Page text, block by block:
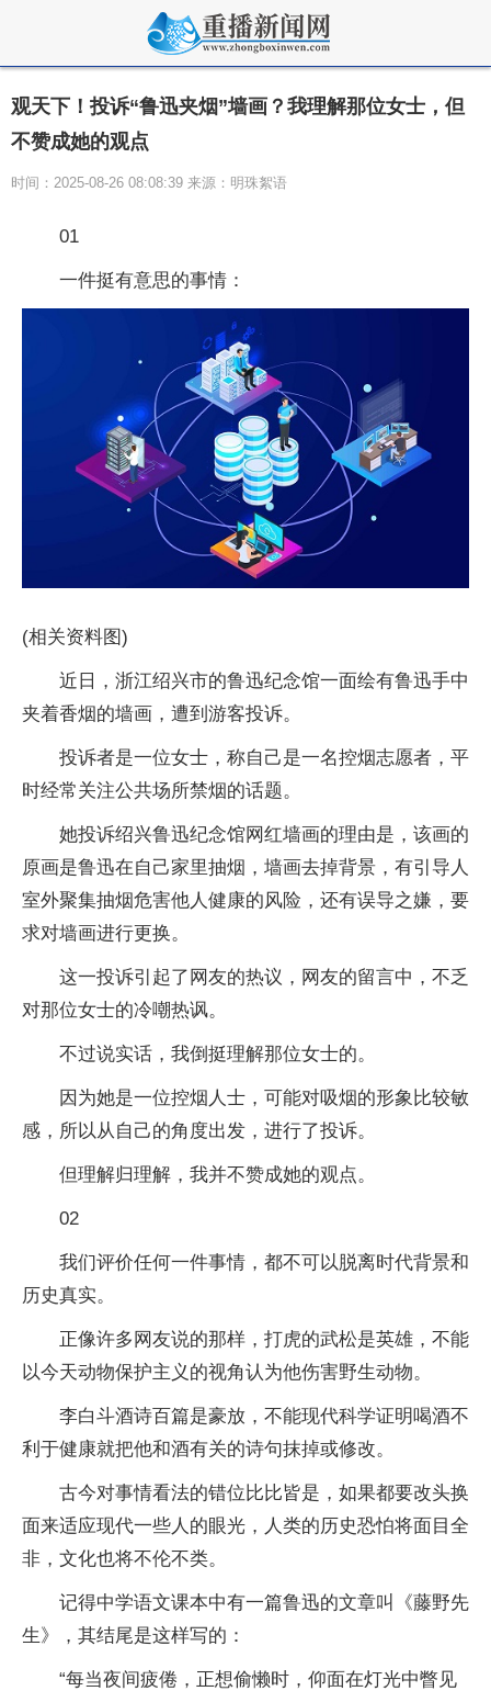
观天下！投诉“鲁迅夹烟”墙画？我理解那位女士，但
不赞成她的观点
时间：2025-08-26 08:08:39 来源：明珠絮语
01
一件挺有意思的事情：
(相关资料图)
近日，浙江绍兴市的鲁迅纪念馆一面绘有鲁迅手中
夹着香烟的墙画，遭到游客投诉。
投诉者是一位女士，称自己是一名控烟志愿者，平
时经常关注公共场所禁烟的话题。
她投诉绍兴鲁迅纪念馆网红墙画的理由是，该画的
原画是鲁迅在自己家里抽烟，墙画去掉背景，有引导人
室外聚集抽烟危害他人健康的风险，还有误导之嫌，要
求对墙画进行更换。
这一投诉引起了网友的热议，网友的留言中，不乏
对那位女士的冷嘲热讽。
不过说实话，我倒挺理解那位女士的。
因为她是一位控烟人士，可能对吸烟的形象比较敏
感，所以从自己的角度出发，进行了投诉。
但理解归理解，我并不赞成她的观点。
02
我们评价任何一件事情，都不可以脱离时代背景和
历史真实。
正像许多网友说的那样，打虎的武松是英雄，不能
以今天动物保护主义的视角认为他伤害野生动物。
李白斗酒诗百篇是豪放，不能现代科学证明喝酒不
利于健康就把他和酒有关的诗句抹掉或修改。
古今对事情看法的错位比比皆是，如果都要改头换
面来适应现代一些人的眼光，人类的历史恐怕将面目全
非，文化也将不伦不类。
记得中学语文课本中有一篇鲁迅的文章叫《藤野先
生》，其结尾是这样写的：
“每当夜间疲倦，正想偷懒时，仰面在灯光中瞥见